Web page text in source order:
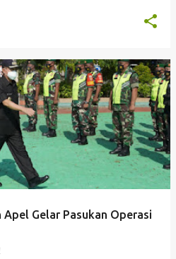
Gelar Pasukan Operasi